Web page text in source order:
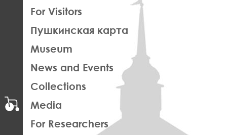
ЛЕВАЯ
ЧАСТЬ
ФУТЕР
For Visitors
Пушкинская карта
Museum
News and Events
Collections
Media
For Researchers